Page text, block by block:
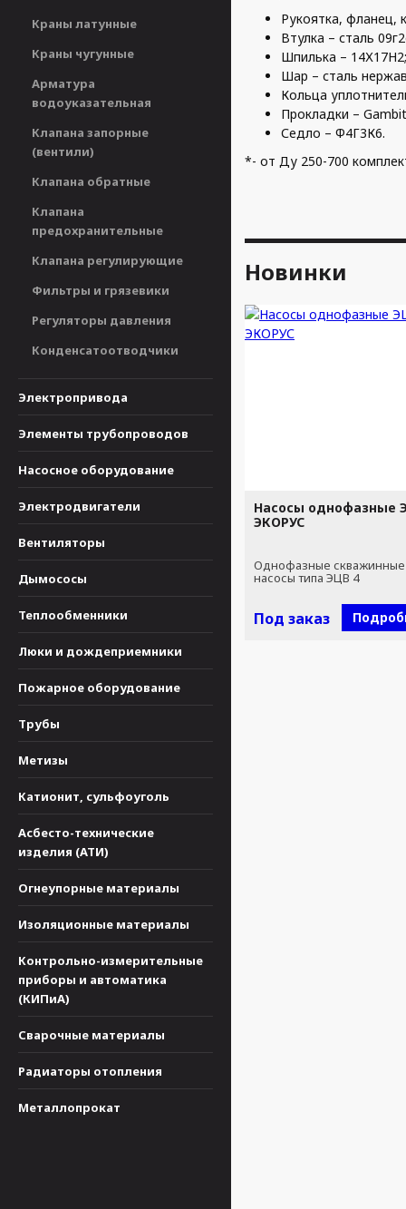
Краны латунные
Краны чугунные
Арматура
водоуказательная
Клапана запорные
(вентили)
Клапана обратные
Клапана
предохранительные
Клапана регулирующие
Фильтры и грязевики
Регуляторы давления
Конденсатоотводчики
Электропривода
Элементы трубопроводов
Насосное оборудование
Электродвигатели
Вентиляторы
Дымососы
Теплообменники
Люки и дождеприемники
Пожарное оборудование
Трубы
Метизы
Катионит, сульфоуголь
Асбесто-технические
изделия (АТИ)
Огнеупорные материалы
Изоляционные материалы
Контрольно-измерительные
приборы и автоматика
(КИПиА)
Сварочные материалы
Радиаторы отопления
Металлопрокат
Рукоятка, фланец,
Втулка – сталь
Шпилька – 14Х17Н2;
Шар – сталь
Кольца
Прокладки –
Седло – Ф4Г3К6.
*- от Ду 250-700
Новинки
Насосы однофазные
ЭКОРУС
Однофазные скважинные
насосы типа ЭЦВ 4
Под заказ